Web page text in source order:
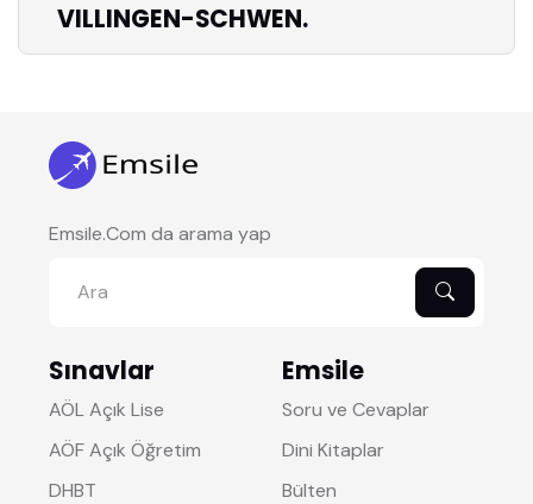
VILLINGEN-SCHWEN.
Emsile.Com da arama yap
Sınavlar
AÖL Açık Lise
AÖF Açık Öğretim
DHBT
Emsile
Soru ve Cevaplar
Dini Kitaplar
Bülten